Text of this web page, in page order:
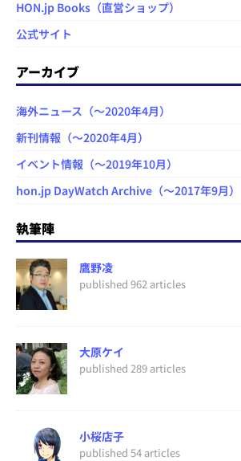
HON.jp Books（直営ショップ）
公式サイト
アーカイブ
海外ニュース（～2020年4月）
新刊情報（～2020年4月）
イベント情報（～2019年10月）
hon.jp DayWatch Archive（～2017年9月）
執筆陣
鷹野凌
published 962 articles
大原ケイ
published 289 articles
小桜店子
published 54 articles